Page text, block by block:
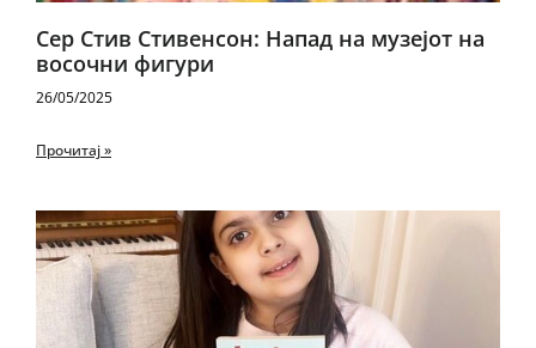
Сер Стив Стивенсон: Напад на музејот на
восочни фигури
26/05/2025
Прочитај »